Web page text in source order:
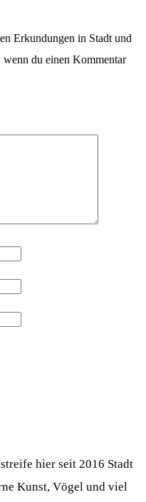
Erkundungen in Stadt und
du einen Kommentar
hier seit 2016 Stadt
Kunst, Vögel und viel